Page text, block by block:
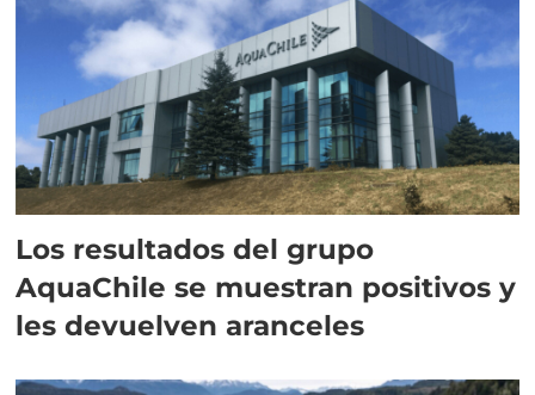
Los resultados del grupo
AquaChile se muestran positivos y
les devuelven aranceles